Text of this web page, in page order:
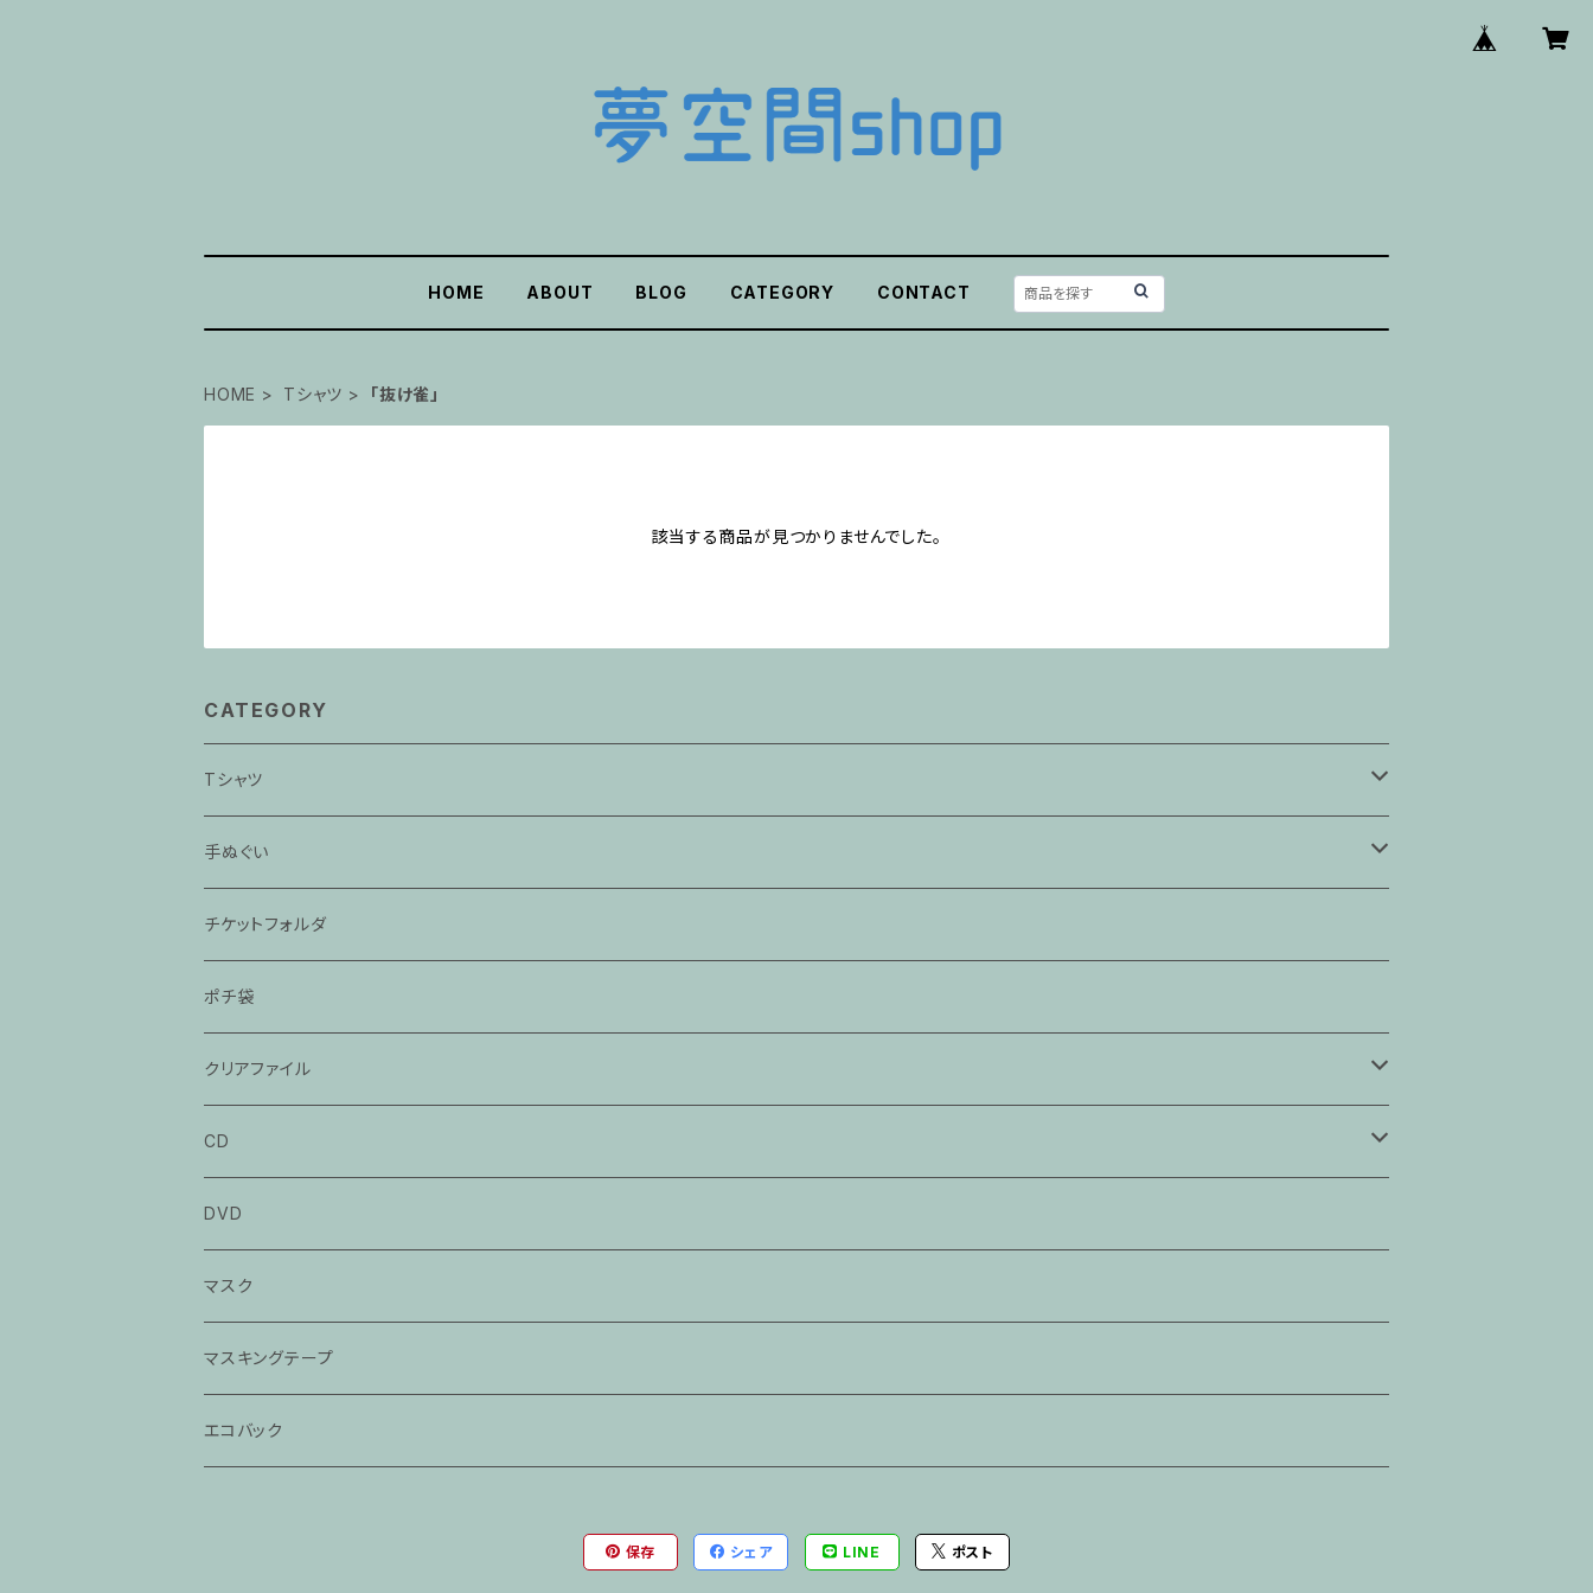
HOME ABOUT BLOG CATEGORY CONTACT
HOME Tシャツ 「抜け雀」
該当する商品が見つかりませんでした。
CATEGORY
Tシャツ
「ぞろぞろ」
「抜け雀」
「猫と金魚」
「大工調べ」
「粗忽の釘」
手ぬぐい
「時そば」
「死神」
「たぬき」
「茶の湯」
「落語教育委員会」
チケットフォルダ
ポチ袋
クリアファイル
「死神」
「目黒のさんま」
「猫の皿」
「芝浜」
「らくだ」
CD
立川談春CD
立川談笑CD
春風亭百栄CD
春風亭一之輔CD
DVD
マスク
マスキングテープ
エコバック
保存 シェア LINE ポスト